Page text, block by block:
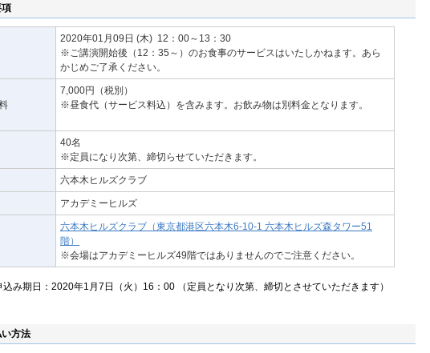
2020年01月09日 (木) 12：00～13：30
※ご講演開始後（12：35～）のお食事のサービスはいたしかねます。あら
かじめご了承ください。
7,000円（税別）
※昼食代（サービス料込）を含みます。お飲み物は別料金となります。
40名
※定員になり次第、締切らせていただきます。
六本木ヒルズクラブ
アカデミーヒルズ
六本木ヒルズクラブ（東京都港区六本木6-10-1 六本木ヒルズ森タワー51
階）
※会場はアカデミーヒルズ49階ではありませんのでご注意ください。
み期日：2020年1月7日（火）16：00 （定員となり次第、締切とさせていただきます）
方法